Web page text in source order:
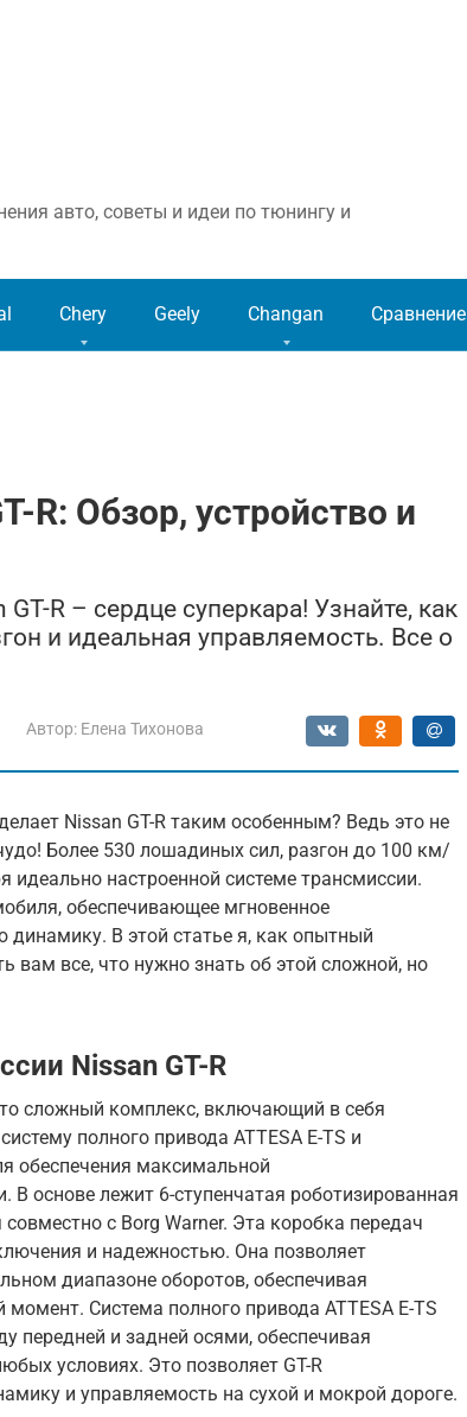
авто, советы и идеи по тюнингу и
Chery Geely Changan Сравнение
R: Обзор, устройство и
R – сердце суперкара! Узнайте, как
и идеальная управляемость. Все о
Автор: Елена Тихонова
Nissan GT-R таким особенным? Ведь это не
Более 530 лошадиных сил, разгон до 100 км/
идеально настроенной системе трансмиссии.
обеспечивающее мгновенное
динамику. В этой статье я, как опытный
вам все, что нужно знать об этой сложной, но
Nissan GT-R
сложный комплекс, включающий в себя
полного привода ATTESA E-TS и
обеспечения максимальной
В основе лежит 6-ступенчатая роботизированная
с Borg Warner. Эта коробка передач
и надежностью. Она позволяет
диапазоне оборотов, обеспечивая
Система полного привода ATTESA E-TS
передней и задней осями, обеспечивая
условиях. Это позволяет GT-R
и управляемость на сухой и мокрой дороге.